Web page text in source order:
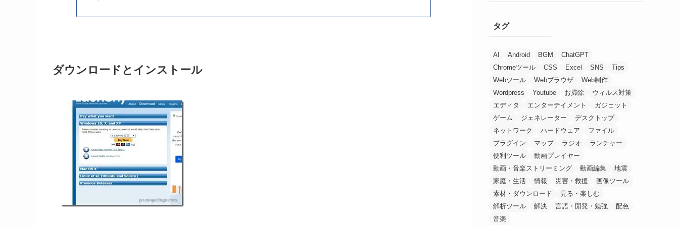
ダウンロードとインストール
タグ
AI Android BGM
ChatGPT
Chromeツール
CSS Excel SNS
Tips
Webツール
Webブラウザ
Web制作
Wordpress
Youtube お掃除
ウィルス対策
エディタ
エンターテイメント
ガジェット
ゲーム
ジェネレーター
デスクトップ
ネットワーク
ハードウェア
ファイル
プラグイン
マップ ラジオ
ランチャー
便利ツール
動画プレイヤー
動画・音楽ストリーミング
動画編集
地震
家庭・生活
情報 災害・救援
画像ツール
素材・ダウンロード
見る・楽しむ
解析ツール
解決 言語・開発・勉強
配色
音楽